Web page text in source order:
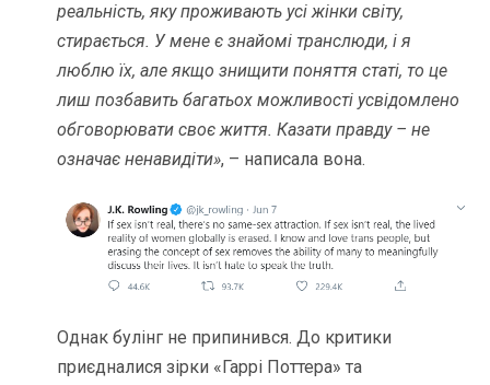
реальність, яку проживають усі жінки світу,
стирається. У мене є знайомі транслюди, і я
люблю їх, але якщо знищити поняття статі, то це
лиш позбавить багатьох можливості усвідомлено
обговорювати своє життя. Казати правду – не
означає ненавидіти», – написала вона.
Однак булінг не припинився. До критики
приєдналися зірки «Гаррі Поттера» та